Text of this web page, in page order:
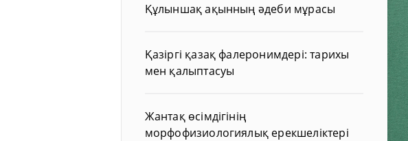
Құлыншақ ақынның әдеби мұрасы
Қазіргі қазақ фалеронимдері: тарихы
мен қалыптасуы
Жантақ өсімдігінің
морфофизиологиялық ерекшеліктері